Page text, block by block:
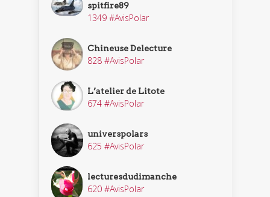
spitfire89
1349 #AvisPolar
Chineuse Delecture
828 #AvisPolar
L’atelier de Litote
674 #AvisPolar
universpolars
625 #AvisPolar
lecturesdudimanche
620 #AvisPolar